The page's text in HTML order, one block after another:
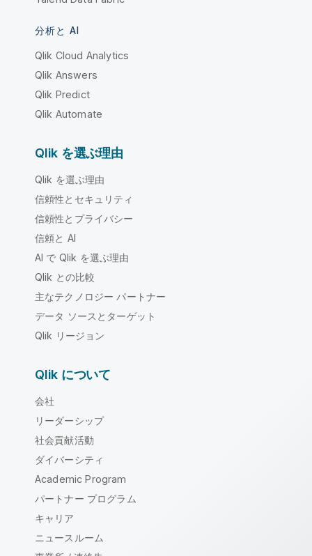
分析と AI
Qlik Cloud Analytics
Qlik Answers
Qlik Predict
Qlik Automate
Qlik を選ぶ理由
Qlik を選ぶ理由
信頼性とセキュリティ
信頼性とプライバシー
信頼と AI
AI で Qlik を選ぶ理由
Qlik との比較
主なテクノロジー パートナー
データ ソースとターゲット
Qlik リージョン
Qlik について
会社
リーダーシップ
社会貢献活動
ダイバーシティ
Academic Program
パートナー プログラム
キャリア
ニュースルーム